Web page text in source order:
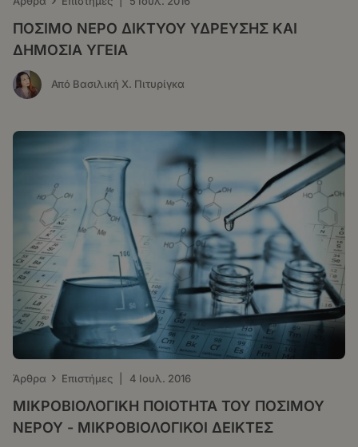
ΠΟΣΙΜΟ ΝΕΡΟ ΔΙΚΤΥΟΥ ΥΔΡΕΥΣΗΣ ΚΑΙ
ΔΗΜΟΣΙΑ ΥΓΕΙΑ
Από Βασιλική Χ. Πιτυρίγκα
Άρθρα › Επιστήμες 4 Ιουλ. 2016
ΜΙΚΡΟΒΙΟΛΟΓΙΚΗ ΠΟΙΟΤΗΤΑ ΤΟΥ ΠΟΣΙΜΟΥ
ΝΕΡΟΥ - ΜΙΚΡΟΒΙΟΛΟΓΙΚΟΙ ΔΕΙΚΤΕΣ